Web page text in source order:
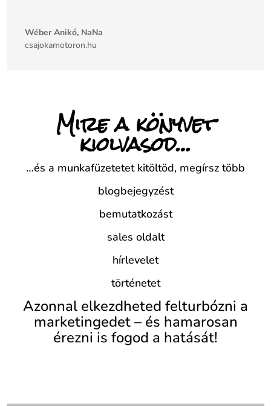
Wéber Anikó, NaNa
csajokamotoron.hu
Mire a könyvet
kiolvasod…
…és a munkafüzetetet kitöltöd, megírsz több
blogbejegyzést
bemutatkozást
sales oldalt
hírlevelet
történetet
Azonnal elkezdheted felturbózni a
marketingedet – és hamarosan
érezni is fogod a hatását!